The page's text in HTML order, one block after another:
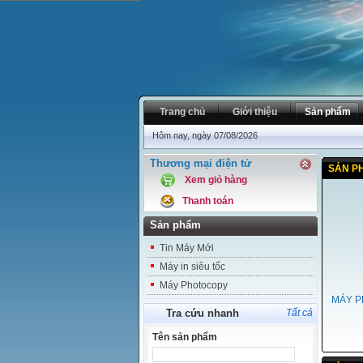
Trang chủ Giới thiệu Sản phẩm
Hôm nay, ngày 07/08/2026
Thương mại điện tử
Xem giỏ hàng
Thanh toán
Sản phẩm
Tin Máy Mới
Máy in siêu tốc
Máy Photocopy
Tra cứu nhanh Tất cả
Tên sản phẩm
SẢN
MÁY